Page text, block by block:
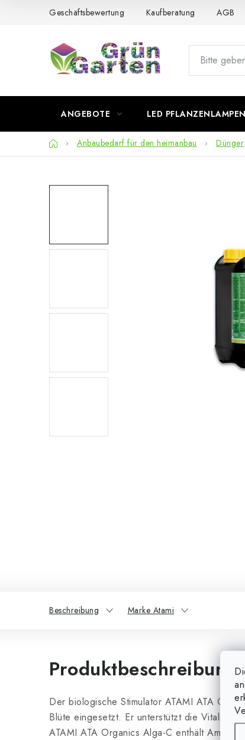
Geschäftsbewertung Kaufberatung AGB
ANGEBOTE LED PFLANZENLAMPEN
StartseiteAnbaubedarf für den heimanbau Dünger
Beschreibung Marke Atami
Produktbeschreibung
Der biologische Stimulator ATAMI ATA
Blüte eingesetzt. Er unterstützt die Vitalität
ATAMI ATA Organics Alga-C enthält